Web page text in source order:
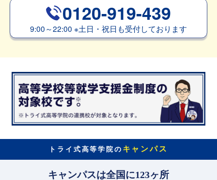
0120-919-439
9:00～22:00 ※土日・祝日も受付しております
トライ式高等学院の キャンパス
キャンパスは全国に123ヶ所